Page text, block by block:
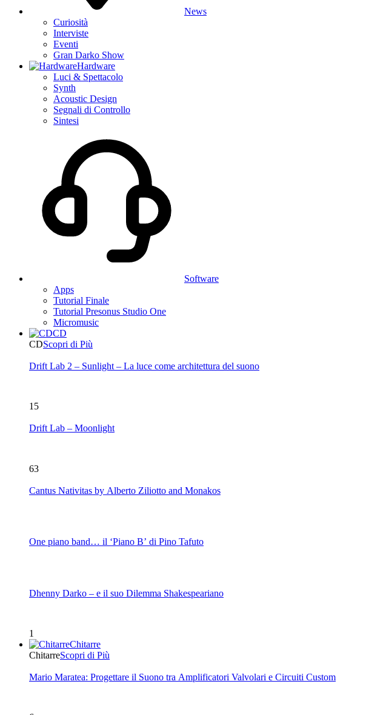
News
Curiosità
Interviste
Eventi
Gran Darko Show
Hardware
Luci & Spettacolo
Synth
Acoustic Design
Segnali di Controllo
Sintesi
Software
Apps
Tutorial Finale
Tutorial Presonus Studio One
Micromusic
CD
CDScopri di Più
Drift Lab 2 – Sunlight – La luce come architettura del suono
15
Drift Lab – Moonlight
63
Cantus Nativitas by Alberto Ziliotto and Monakos
One piano band… il ‘Piano B’ di Pino Tafuto
Dhenny Darko – e il suo Dilemma Shakespeariano
1
Chitarre
ChitarreScopri di Più
Mario Maratea: Progettare il Suono tra Amplificatori Valvolari e Circuiti Custom